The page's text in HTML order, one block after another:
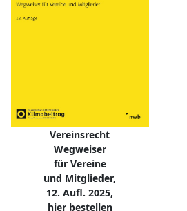
Vereinsrecht
Wegweiser
für Vereine
und Mitglieder,
12. Aufl. 2025,
hier bestellen